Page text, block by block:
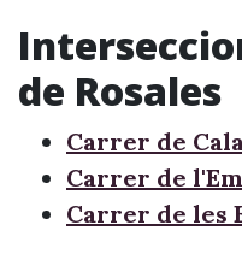
de Rosales
Carrer de
Carrer de
Carrer de les